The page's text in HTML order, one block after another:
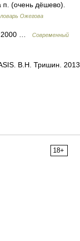
(очень дёшево).
Ожегова
2000 …
Современный
В.Н. Тришин. 2013
18+